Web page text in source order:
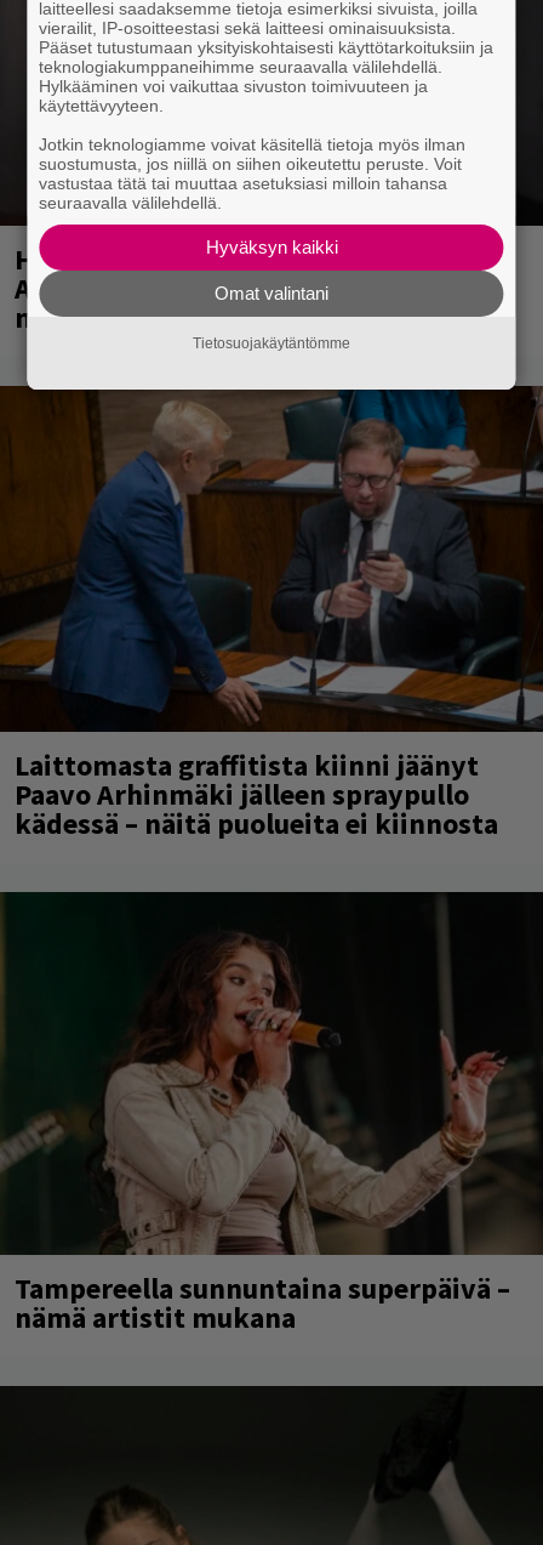
Huomenna se ilmestyy – CMX:stä tutun
A.W. Yrjänän uutuusalbumi om
mammuttimainen kokonaisuus
Laittomasta graffitista kiinni jäänyt
Paavo Arhinmäki jälleen spraypullo
kädessä – näitä puolueita ei kiinnosta
Tampereella sunnuntaina superpäivä –
nämä artistit mukana
laitteellesi saadaksemme tietoja esimerkiksi sivuista, joilla
vierailit, IP-osoitteestasi sekä laitteesi ominaisuuksista.
Pääset tutustumaan yksityiskohtaisesti käyttötarkoituksiin ja
teknologiakumppaneihimme seuraavalla välilehdellä.
Hylkääminen voi vaikuttaa sivuston toimivuuteen ja
käytettävyyteen.
Jotkin teknologiamme voivat käsitellä tietoja myös ilman
suostumusta, jos niillä on siihen oikeutettu peruste. Voit
vastustaa tätä tai muuttaa asetuksiasi milloin tahansa
seuraavalla välilehdellä.
Hyväksyn kaikki
Omat valintani
Tietosuojakäytäntömme